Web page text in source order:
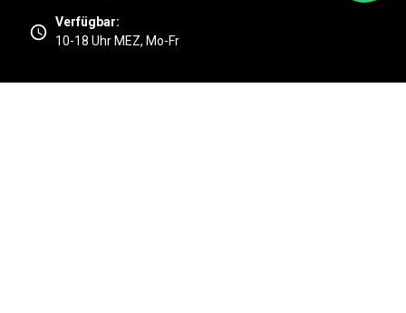
Verfügbar:
10-18 Uhr MEZ, Mo-Fr